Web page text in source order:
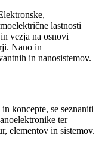
lastnosti
vezja na osnovi
Nano in
in nanosistemov.
koncepte, se seznaniti
ter
elementov in sistemov.